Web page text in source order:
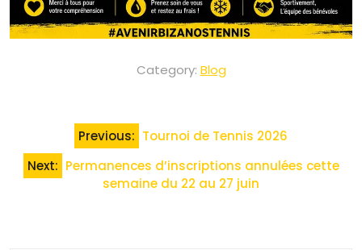
Category: Blog
Navigation
de
l’article
Previous: Tournoi de Tennis 2026
Next: Permanences d’inscriptions annulées cette
semaine du 22 au 27 juin